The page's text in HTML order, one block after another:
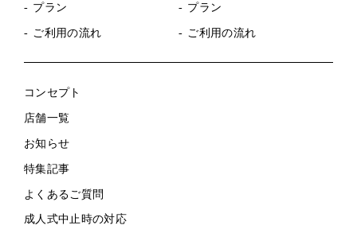
プラン
ご利用の流れ
プラン
ご利用の流れ
コンセプト
店舗一覧
お知らせ
特集記事
よくあるご質問
成人式中止時の対応